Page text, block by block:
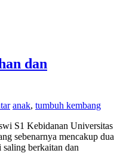
dan
anak, tumbuh kembang
S1 Kebidanan Universitas
sebenarnya mencakup dua
berkaitan dan